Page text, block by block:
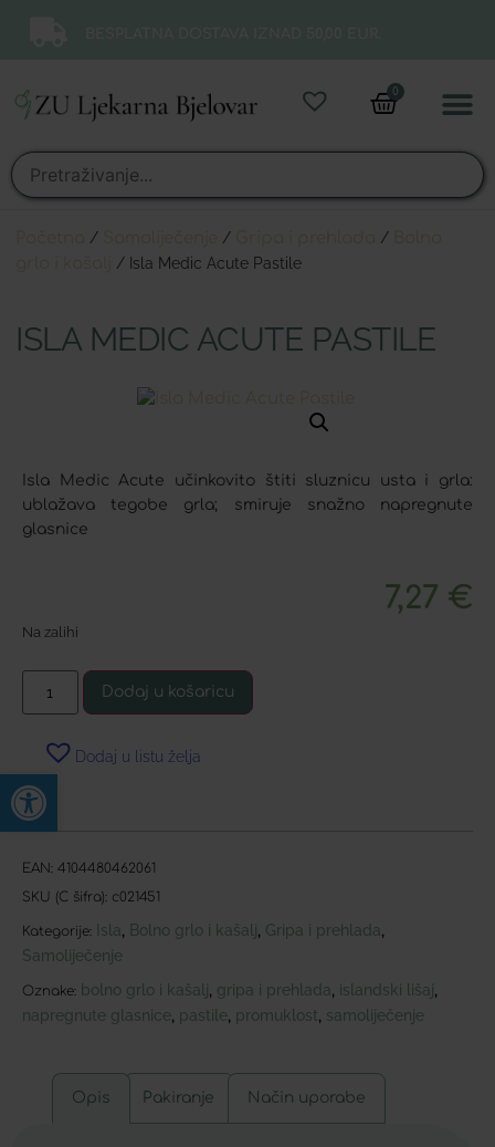
Open toolbar
0
/ / /
/ Isla Medic Acute Pastile
ISLA MEDIC ACUTE PASTILE
Isla Medic Acute učinkovito štiti sluznicu usta i grla:
ublažava tegobe grla; smiruje snažno napregnute
glasnice
7,27 €
Na zalihi
Dodaj u košaricu
Dodaj u listu želja
EAN: 4104480462061
SKU (C šifra): c021451
Kategorije: Isla Bolno grlo i kašalj Gripa i prehlada
Samoliječenje
Oznake: bolno grlo i kašalj gripa i prehlada islandski lišaj
napregnute glasnice pastile promuklost samoliječenje
Opis Pakiranje Način uporabe